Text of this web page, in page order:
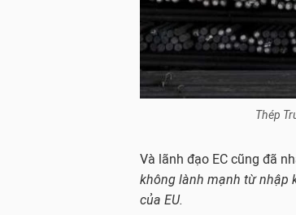
Thép
Và lãnh đạo EC cũng đã
không lành mạnh từ nhập
của EU.